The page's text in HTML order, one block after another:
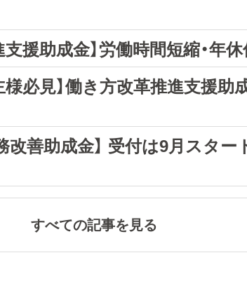
支援助成金】労働時間短縮・年
様必見】働き方改革推進支援助
改善助成金】 受付は9月スタ
すべての記事を見る